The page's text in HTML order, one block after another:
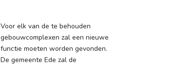
Voor elk van de te behouden
gebouwcomplexen zal een nieuwe
functie moeten worden gevonden.
De gemeente Ede zal de